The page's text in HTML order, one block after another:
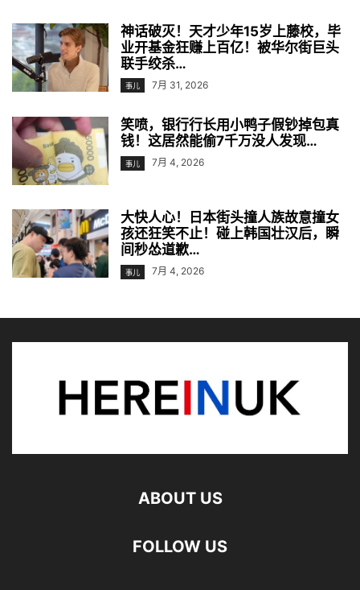
神话破灭！天才少年15岁上藤校，毕
业开基金狂赚上百亿！被华尔街巨头
联手绞杀…
事儿 7月 31, 2026
笑喷，银行行长用小鸭子假钞掉包真
钱！这居然能偷7千万没人发现…
事儿 7月 4, 2026
大快人心！日本街头撞人族故意撞女
孩还狂笑不止！碰上韩国壮汉后，瞬
间秒怂道歉…
事儿 7月 4, 2026
ABOUT US
FOLLOW US